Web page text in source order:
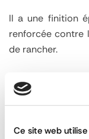
Ce site web
Il a une finition
renforcée contre
de rancher.
Rancher
acier
arrière